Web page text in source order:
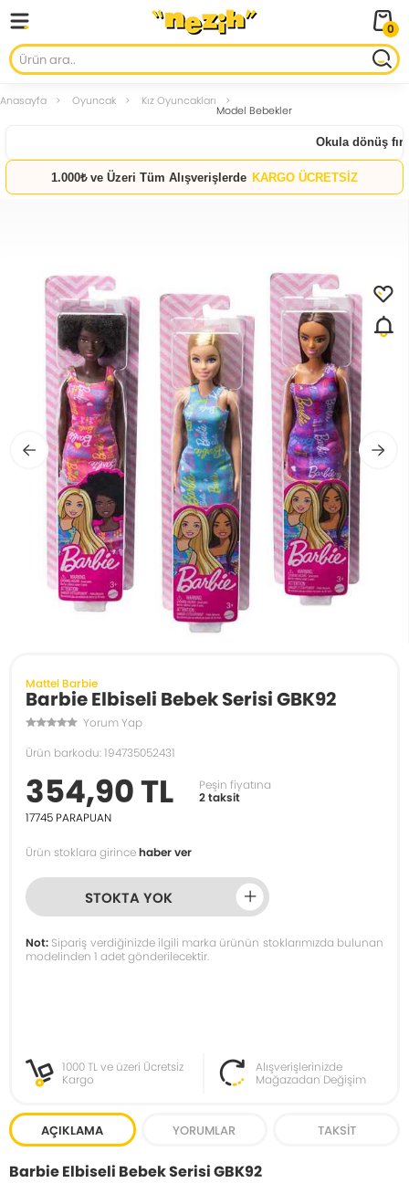
0
Anasayfa Oyuncak Kız Oyuncakları
Model Bebekler
Okula dönüş
1.000₺ ve Üzeri Tüm Alışverişlerde KARGO ÜCRETSİZ
Mattel Barbie
Barbie Elbiseli Bebek Serisi GBK92
Yorum Yap
Ürün barkodu: 194735052431
354,90 TL
Peşin fiyatına
2 taksit
17745 PARAPUAN
Ürün stoklara girincehaber ver
STOKTA YOK
Not: Sipariş verdiğinizde ilgili marka ürünün stoklarımızda bulunan
modelinden 1 adet gönderilecektir.
1000 TL ve üzeri Ücretsiz
Kargo
Alışverişlerinizde
Mağazadan Değişim
AÇIKLAMA YORUMLAR TAKSIT
Barbie Elbiseli Bebek Serisi GBK92